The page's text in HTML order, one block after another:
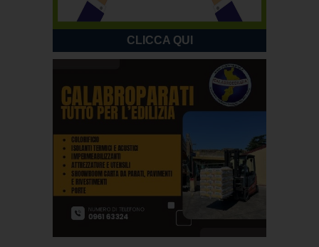
CLICCA QUI